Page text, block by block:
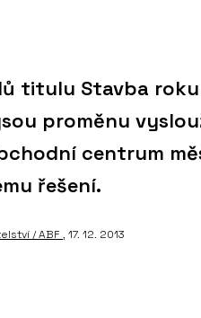
titulu Stavba
proměnu
centrum
řešení.
/ ABF , 17. 12. 2013